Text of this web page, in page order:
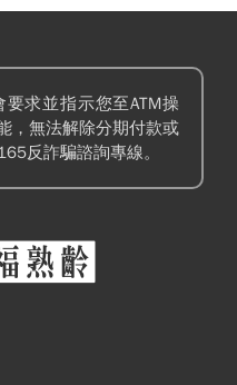
要求並指示您至ATM操
，無法解除分期付款或
反詐騙諮詢專線。